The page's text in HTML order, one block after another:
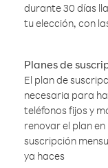
durante 30 días
tu elección, con
Planes de
El plan de
necesaria para
teléfonos fijos y
renovar el plan
suscripción
ya haces